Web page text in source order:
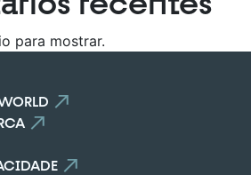
para mostrar.